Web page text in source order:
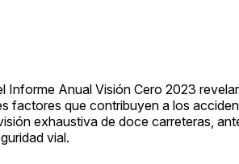
Informe Anual Visión Cero 2023
factores que contribuyen a los
exhaustiva de doce carreteras,
vial.